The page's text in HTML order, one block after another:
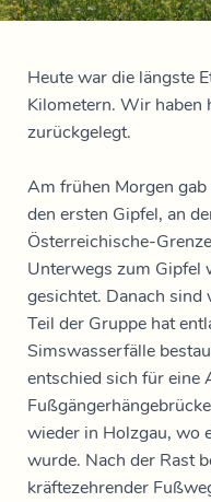
Heute war die längste
Kilometern. Wir haben
zurückgelegt.
Am frühen Morgen
den ersten Gipfel, an
Österreichische-
Unterwegs zum Gipfel
gesichtet. Danach sind
Teil der Gruppe hat
Simswasserfälle
entschied sich für eine
wieder in Holzgau, wo
wurde. Nach der Rast
kräftezehrender